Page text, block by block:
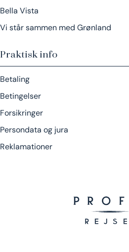
Bella Vista
Vi står sammen med Grønland
Praktisk info
Betaling
Betingelser
Forsikringer
Persondata og jura
Reklamationer